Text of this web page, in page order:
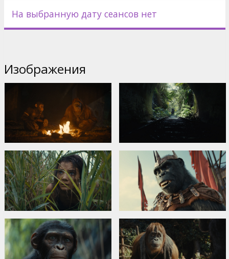
На выбранную дату сеансов нет
Изображения